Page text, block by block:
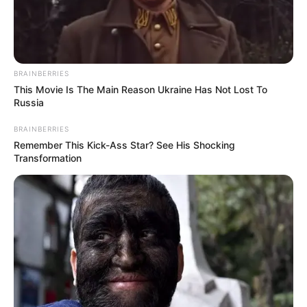
Freepik
Empleadas domesticas derechos
Paula Ruiz
Diciembre 19, 2022
BRAINBERRIES
This Movie Is The Main Reason Ukraine Has Not Lost To
Russia
BRAINBERRIES
Remember This Kick-Ass Star? See His Shocking
Transformation